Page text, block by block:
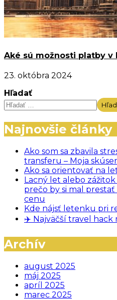
Aké sú možnosti platby v
23. októbra 2024
Hľadať
Najnovšie články
Ako som sa zbavila
transferu – Moja
Ako sa orientovať na
Lacný let alebo
prečo by si mal
cenu
Kde nájsť letenku pri
✈️ Najväčší travel hack
Archív
august 2025
máj 2025
apríl 2025
marec 2025